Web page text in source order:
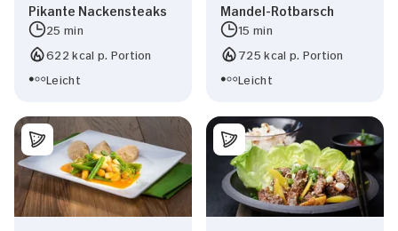
Pikante Nackensteaks
25 min
622 kcal p. Portion
Leicht
Mandel-Rotbarsch
15 min
725 kcal p. Portion
Leicht